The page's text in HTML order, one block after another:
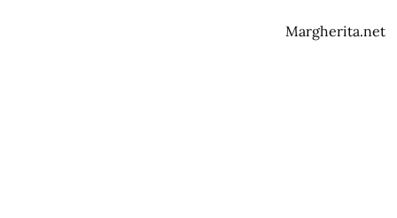
Margherita.net